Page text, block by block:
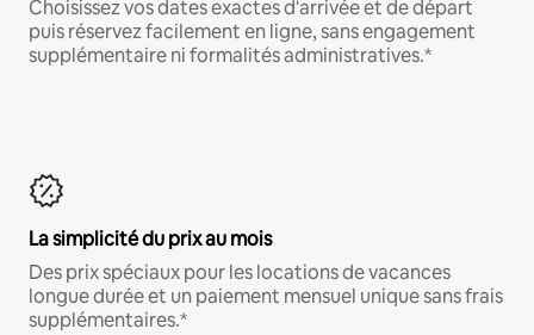
Choisissez vos dates exactes d'arrivée et de départ
puis réservez facilement en ligne, sans engagement
supplémentaire ni formalités administratives.*
La simplicité du prix au mois
Des prix spéciaux pour les locations de vacances
longue durée et un paiement mensuel unique sans frais
supplémentaires.*